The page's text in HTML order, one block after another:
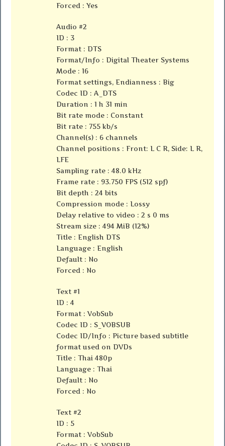
Forced : Yes
Audio #2
ID : 3
Format : DTS
Format/Info : Digital Theater Systems
Mode : 16
Format settings, Endianness : Big
Codec ID : A_DTS
Duration : 1 h 31 min
Bit rate mode : Constant
Bit rate : 755 kb/s
Channel(s) : 6 channels
Channel positions : Front: L C R, Side: L R,
LFE
Sampling rate : 48.0 kHz
Frame rate : 93.750 FPS (512 spf)
Bit depth : 24 bits
Compression mode : Lossy
Delay relative to video : 2 s 0 ms
Stream size : 494 MiB (12%)
Title : English DTS
Language : English
Default : No
Forced : No
Text #1
ID : 4
Format : VobSub
Codec ID : S_VOBSUB
Codec ID/Info : Picture based subtitle
format used on DVDs
Title : Thai 480p
Language : Thai
Default : No
Forced : No
Text #2
ID : 5
Format : VobSub